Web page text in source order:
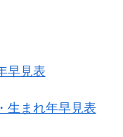
早見表
生まれ年早見表